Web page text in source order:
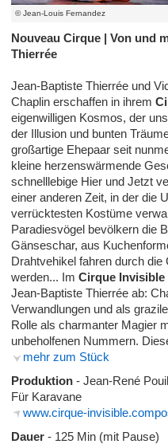
© Jean-Louis Fernandez
Nouveau Cirque | Von und
Thierrée
Jean-Baptiste Thierrée und
Chaplin erschaffen in ihrem
eigenwilligen Kosmos, der
der Illusion und bunten
großartige Ehepaar seit
kleine herzenswärmende
schnelllebige Hier und Jetzt
einer anderen Zeit, in der die
verrücktesten Kostüme
Paradiesvögel bevölkern die
Gänseschar, aus
Drahtvehikel fahren durch
werden... Im Cirque Invisible
Jean-Baptiste Thierrée ab:
Verwandlungen und als
Rolle als charmanter Magier
unbeholfenen Nummern.
mehr zum Stück
Produktion - Jean-René
Für Karavane
www.cirque-
Dauer - 125 Min (mit Pause)